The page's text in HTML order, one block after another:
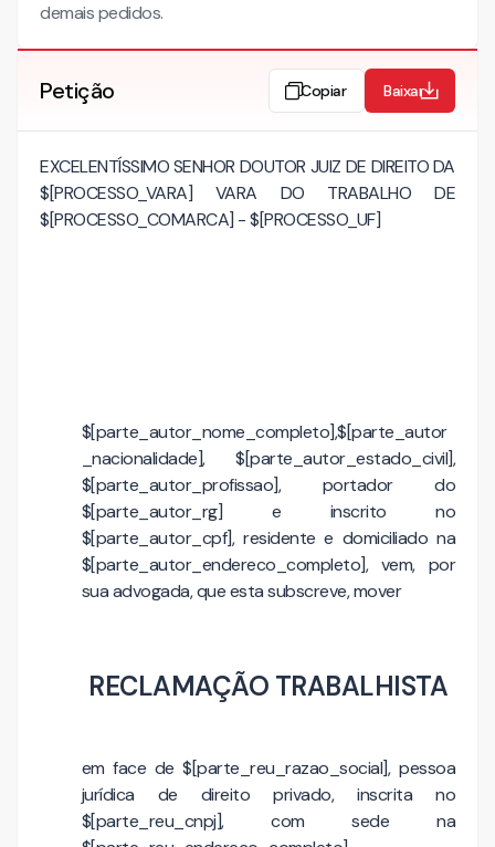
demais pedidos.
Petição Copiar Baixar
EXCELENTÍSSIMO SENHOR DOUTOR JUIZ DE DIREITO DA
$[PROCESSO_VARA] VARA DO TRABALHO DE
$[PROCESSO_COMARCA] - $[PROCESSO_UF]
$[parte_autor_nome_completo],$[parte_autor
_nacionalidade], $[parte_autor_estado_civil],
$[parte_autor_profissao], portador do
$[parte_autor_rg] e inscrito no
$[parte_autor_cpf], residente e domiciliado na
$[parte_autor_endereco_completo], vem, por
sua advogada, que esta subscreve, mover
RECLAMAÇÃO TRABALHISTA
em face de $[parte_reu_razao_social], pessoa
jurídica de direito privado, inscrita no
$[parte_reu_cnpj], com sede na